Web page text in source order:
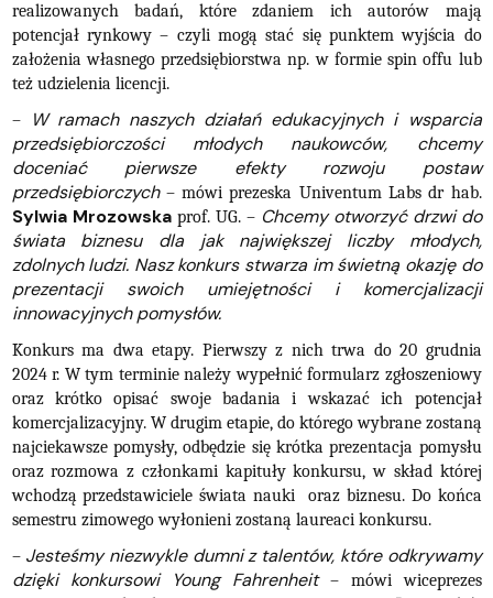
realizowanych badań, które zdaniem ich autorów mają
potencjał rynkowy – czyli mogą stać się punktem wyjścia do
założenia własnego przedsiębiorstwa np. w formie spin offu lub
też udzielenia licencji.
–
W ramach naszych działań edukacyjnych i wsparcia
przedsiębiorczości młodych naukowców, chcemy
doceniać pierwsze efekty rozwoju postaw
przedsiębiorczych– mówi prezeska Univentum Labs dr hab.
Sylwia Mrozowskaprof. UG. – Chcemy otworzyć drzwi do
świata biznesu dla jak największej liczby młodych,
zdolnych ludzi. Nasz konkurs stwarza im świetną okazję do
prezentacji swoich umiejętności i komercjalizacji
innowacyjnych pomysłów.
Konkurs ma dwa etapy. Pierwszy z nich trwa do 20 grudnia
2024 r. W tym terminie należy wypełnić formularz zgłoszeniowy
oraz krótko opisać swoje badania i wskazać ich potencjał
komercjalizacyjny. W drugim etapie, do którego wybrane zostaną
najciekawsze pomysły, odbędzie się krótka prezentacja pomysłu
oraz rozmowa z członkami kapituły konkursu, w skład której
wchodzą przedstawiciele świata nauki oraz biznesu. Do końca
semestru zimowego wyłonieni zostaną laureaci konkursu.
– Jesteśmy niezwykle dumni z talentów, które odkrywamy
dzięki konkursowi Young Fahrenheit– mówi wiceprezes